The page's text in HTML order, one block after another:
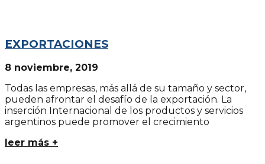
EXPORTACIONES
8 noviembre, 2019
Todas las empresas, más allá de su tamaño y sector,
pueden afrontar el desafío de la exportación. La
inserción Internacional de los productos y servicios
argentinos puede promover el crecimiento
leer más +